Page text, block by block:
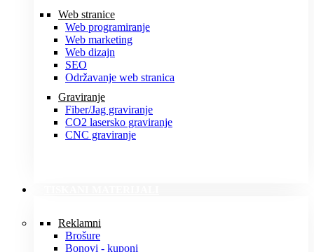
Web stranice
Web programiranje
Web marketing
Web dizajn
SEO
Održavanje web stranica
Graviranje
Fiber/Jag graviranje
CO2 lasersko graviranje
CNC graviranje
Reklamni
Brošure
Bonovi - kuponi